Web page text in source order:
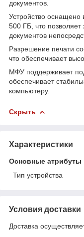
документов.
Устройство
500 ГБ, что
документов
Разрешение печати
что обеспечивает
МФУ поддерживает
обеспечивает
компьютеру.
Скрыть
Характеристики
Основные атрибуты
Тип устройства
Условия доставки
Доставка